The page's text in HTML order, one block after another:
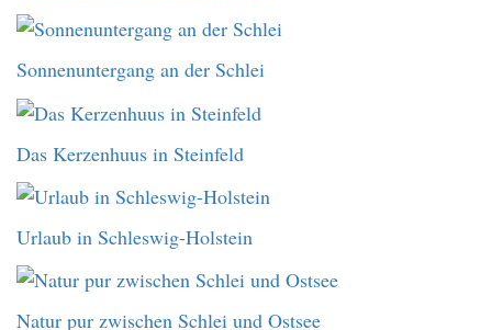
Sonnenuntergang an der Schlei
Das Kerzenhuus in Steinfeld
Urlaub in Schleswig-Holstein
Natur pur zwischen Schlei und Ostsee